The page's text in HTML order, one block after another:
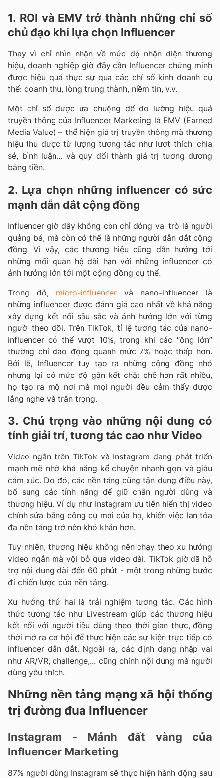
1. ROI và EMV trở thành những chỉ số
chủ đạo khi lựa chọn Influencer
Thay vì chỉ nhìn nhận về mức độ nhận diện thương
hiệu, doanh nghiệp giờ đây cần Influencer chứng minh
được hiệu quả thực sự qua các chỉ số kinh doanh cụ
thể: doanh thu, lòng trung thành, niềm tin, v.v.
Một chỉ số được ưa chuộng để đo lường hiệu quả
truyền thông của Influencer Marketing là EMV (Earned
Media Value) – thể hiện giá trị truyền thông mà thương
hiệu thu được từ lượng tương tác như lượt thích, chia
sẻ, bình luận... và quy đổi thành giá trị tương đương
bằng tiền.
2. Lựa chọn những influencer có sức
mạnh dẫn dắt cộng đồng
Influencer giờ đây không còn chỉ đóng vai trò là người
quảng bá, mà còn có thể là những người dẫn dắt cộng
đồng. Vì vậy, các thương hiệu cũng dần hướng tới
những mối quan hệ dài hạn với những influencer có
ảnh hưởng lớn tới một cộng đồng cụ thể.
Trong đó, micro-influencer và nano-influencer là
những influencer được đánh giá cao nhất về khả năng
xây dựng kết nối sâu sắc và ảnh hưởng lớn với từng
người theo dõi. Trên TikTok, tỉ lệ tương tác của nano-
influencer có thể vượt 10%, trong khi các “ông lớn”
thường chỉ dao động quanh mức 7% hoặc thấp hơn.
Bởi lẽ, Influencer tuy tạo ra những cộng đồng nhỏ
nhưng lại có mức độ gắn kết chặt chẽ hơn rất nhiều,
họ tạo ra mộ nơi mà mọi người đều cảm thấy được
lắng nghe và trân trọng.
3. Chú trọng vào những nội dung có
tính giải trí, tương tác cao như Video
Video ngắn trên TikTok và Instagram đang phát triển
mạnh mẽ nhờ khả năng kể chuyện nhanh gọn và giàu
cảm xúc. Do đó, các nền tảng cũng tận dụng điều này,
bổ sung các tính năng để giữ chân người dùng và
thương hiệu. Ví dụ như Instagram ưu tiên hiển thị video
chỉnh sửa bằng công cụ mới của họ, khiến việc lan tỏa
đa nền tảng trở nên khó khăn hơn.
Tuy nhiên, thương hiệu không nên chạy theo xu hướng
video ngắn mà vội bỏ qua video dài. TikTok giờ đã hỗ
trợ nội dung dài đến 60 phút - một trong những bước
đi chiến lược của nền tảng.
Xu hướng thứ hai là trải nghiệm tương tác. Các hình
thức tương tác như Livestream giúp các thương hiệu
kết nối với người tiêu dùng theo thời gian thực, đồng
thời mở ra cơ hội để thực hiện các sự kiện trực tiếp có
influencer dẫn dắt. Ngoài ra, các định dạng nhập vai
như AR/VR, challenge,... cũng chính nội dung mà người
dùng yêu thích.
Những nền tảng mạng xã hội thống
trị đường đua Influencer
Instagram - Mảnh đất vàng của
Influencer Marketing
87% người dùng Instagram sẽ thực hiện hành động sau